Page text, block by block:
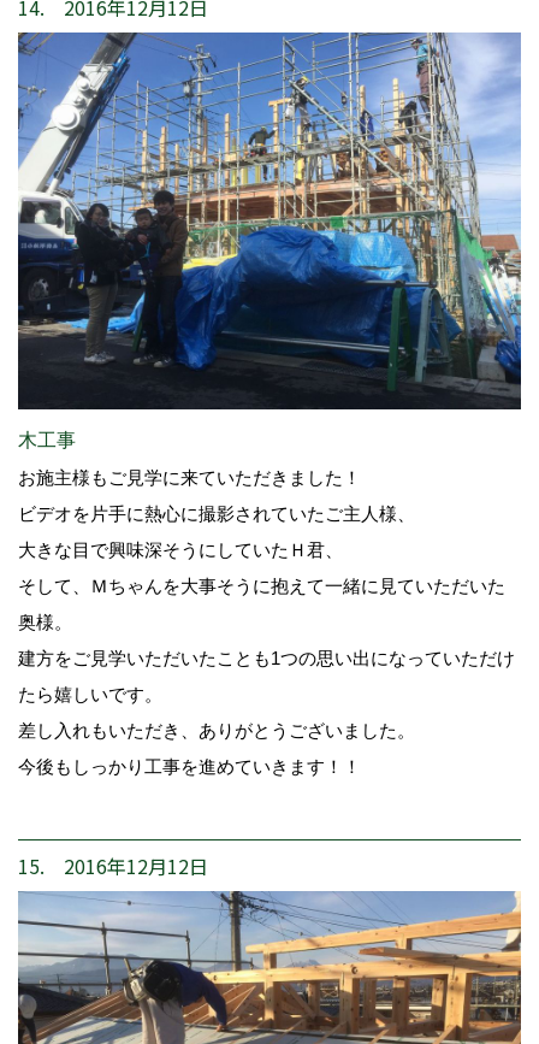
14. 2016年12月12日
木工事
お施主様もご見学に来ていただきました！
ビデオを片手に熱心に撮影されていたご主人様、
大きな目で興味深そうにしていたＨ君、
そして、Ｍちゃんを大事そうに抱えて一緒に見ていただいた
奥様。
建方をご見学いただいたことも1つの思い出になっていただけ
たら嬉しいです。
差し入れもいただき、ありがとうございました。
今後もしっかり工事を進めていきます！！
15. 2016年12月12日